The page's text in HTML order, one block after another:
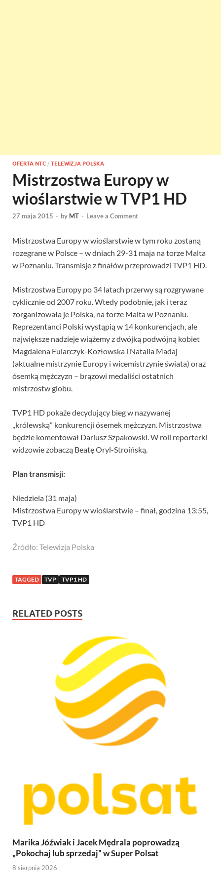
OFERTA NTC / TELEWIZJA POLSKA
Mistrzostwa Europy w
wioślarstwie w TVP1 HD
27 maja 2015 - by MT - Leave a Comment
Mistrzostwa Europy w wioślarstwie w tym roku zostaną
rozegrane w Polsce – w dniach 29-31 maja na torze Malta
w Poznaniu. Transmisje z finałów przeprowadzi TVP1 HD.
Mistrzostwa Europy po 34 latach przerwy są rozgrywane
cyklicznie od 2007 roku. Wtedy podobnie, jak i teraz
zorganizowała je Polska, na torze Malta w Poznaniu.
Reprezentanci Polski wystąpią w 14 konkurencjach, ale
największe nadzieje wiążemy z dwójką podwójną kobiet
Magdalena Fularczyk-Kozłowska i Natalia Madaj
(aktualne mistrzynie Europy i wicemistrzynie świata) oraz
ósemką mężczyzn – brązowi medaliści ostatnich
mistrzostw globu.
TVP1 HD pokaże decydujący bieg w nazywanej
„królewską” konkurencji ósemek mężczyzn. Mistrzostwa
będzie komentował Dariusz Szpakowski. W roli reporterki
widzowie zobaczą Beatę Oryl-Stroińską.
Plan transmisji:
Niedziela (31 maja)
Mistrzostwa Europy w wioślarstwie – finał, godzina 13:55,
TVP1 HD
Źródło: Telewizja Polska
TAGGED TVP TVP1 HD
RELATED POSTS
Marika Jóźwiak i Jacek Mędrala poprowadzą
„Pokochaj lub sprzedaj” w Super Polsat
8 sierpnia 2026